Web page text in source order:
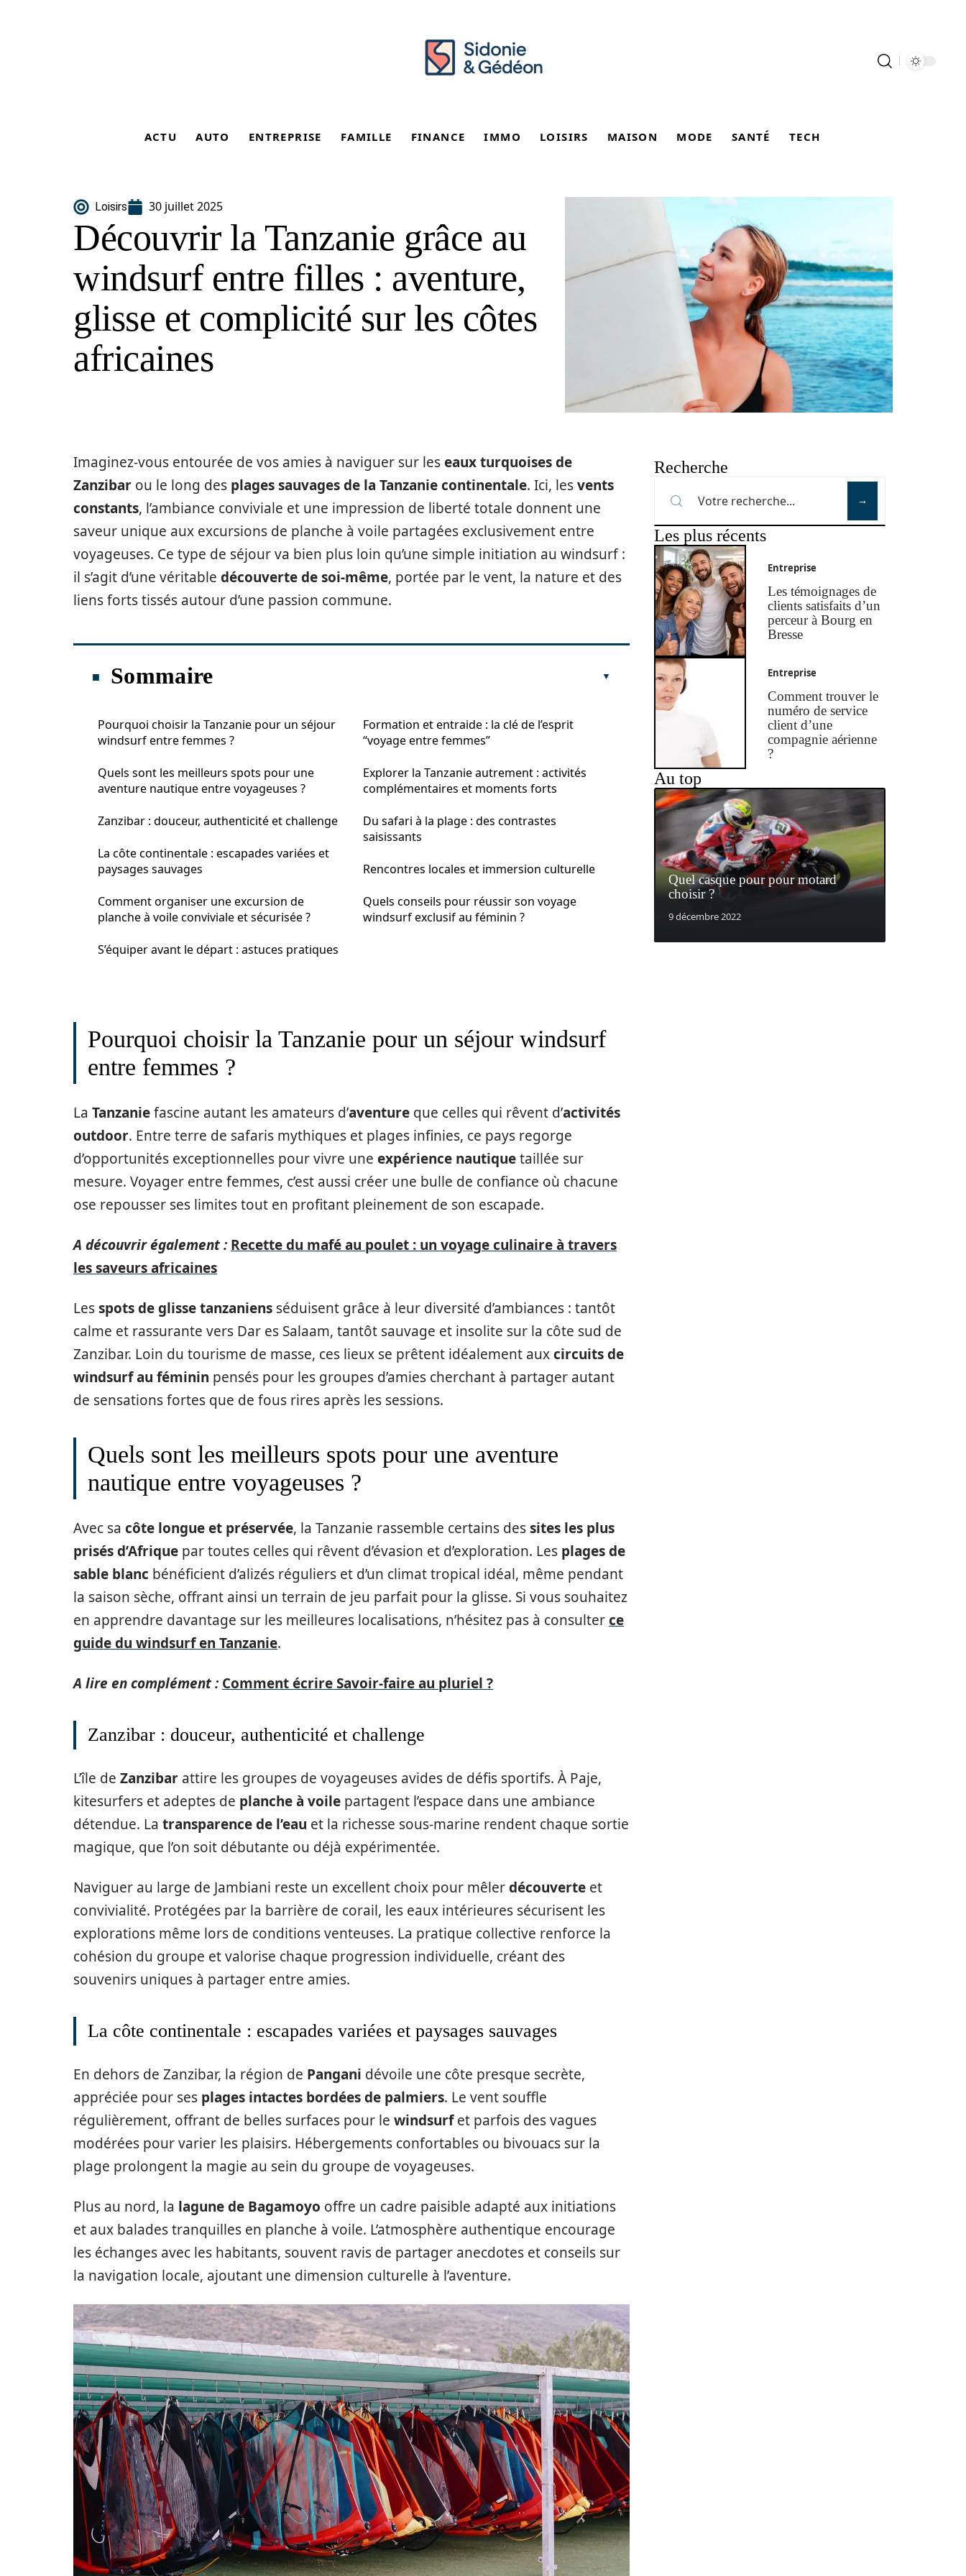
ACTU AUTO ENTREPRISE FAMILLE FINANCE IMMO LOISIRS MAISON MODE SANTÉ TECH
Loisirs 30 juillet 2025
Découvrir la Tanzanie grâce au
windsurf entre filles : aventure,
glisse et complicité sur les côtes
africaines
Imaginez-vous entourée de vos amies à naviguer sur leseaux turquoises de
Zanzibar ou le long des plages sauvages de la Tanzanie continentale. Ici, lesvents
constants, l’ambiance conviviale et une impression de liberté totale donnent une
saveur unique aux excursions de planche à voile partagées exclusivement entre
voyageuses. Ce type de séjour va bien plus loin qu’une simple initiation au windsurf :
il s’agit d’une véritable découverte de soi-même, portée par le vent, la nature et des
liens forts tissés autour d’une passion commune.
Sommaire
Pourquoi choisir la Tanzanie pour un séjour
windsurf entre femmes ?
Quels sont les meilleurs spots pour une
aventure nautique entre voyageuses ?
Zanzibar : douceur, authenticité et challenge
La côte continentale : escapades variées et
paysages sauvages
Comment organiser une excursion de
planche à voile conviviale et sécurisée ?
S’équiper avant le départ : astuces pratiques
Formation et entraide : la clé de l’esprit
“voyage entre femmes”
Explorer la Tanzanie autrement : activités
complémentaires et moments forts
Du safari à la plage : des contrastes
saisissants
Rencontres locales et immersion culturelle
Quels conseils pour réussir son voyage
windsurf exclusif au féminin ?
Pourquoi choisir la Tanzanie pour un séjour windsurf
entre femmes ?
La Tanzaniefascine autant les amateurs d’aventure que celles qui rêvent d’activités
outdoor. Entre terre de safaris mythiques et plages infinies, ce pays regorge
d’opportunités exceptionnelles pour vivre une expérience nautiquetaillée sur
mesure. Voyager entre femmes, c’est aussi créer une bulle de confiance où chacune
ose repousser ses limites tout en profitant pleinement de son escapade.
A découvrir également : Recette du mafé au poulet : un voyage culinaire à travers
les saveurs africaines
Lesspots de glisse tanzaniens séduisent grâce à leur diversité d’ambiances : tantôt
calme et rassurante vers Dar es Salaam, tantôt sauvage et insolite sur la côte sud de
Zanzibar. Loin du tourisme de masse, ces lieux se prêtent idéalement auxcircuits de
windsurf au féminin pensés pour les groupes d’amies cherchant à partager autant
de sensations fortes que de fous rires après les sessions.
Quels sont les meilleurs spots pour une aventure
nautique entre voyageuses ?
Avec sa côte longue et préservée, la Tanzanie rassemble certains dessites les plus
prisés d’Afrique par toutes celles qui rêvent d’évasion et d’exploration. Les plages de
sable blanc bénéficient d’alizés réguliers et d’un climat tropical idéal, même pendant
la saison sèche, offrant ainsi un terrain de jeu parfait pour la glisse. Si vous souhaitez
en apprendre davantage sur les meilleures localisations, n’hésitez pas à consulterce
guide du windsurf en Tanzanie.
A lire en complément : Comment écrire Savoir-faire au pluriel ?
Zanzibar : douceur, authenticité et challenge
L’île de Zanzibar attire les groupes de voyageuses avides de défis sportifs. À Paje,
kitesurfers et adeptes de planche à voile partagent l’espace dans une ambiance
détendue. La transparence de l’eau et la richesse sous-marine rendent chaque sortie
magique, que l’on soit débutante ou déjà expérimentée.
Naviguer au large de Jambiani reste un excellent choix pour mêlerdécouverte et
convivialité. Protégées par la barrière de corail, les eaux intérieures sécurisent les
explorations même lors de conditions venteuses. La pratique collective renforce la
cohésion du groupe et valorise chaque progression individuelle, créant des
souvenirs uniques à partager entre amies.
La côte continentale : escapades variées et paysages sauvages
En dehors de Zanzibar, la région de Pangani dévoile une côte presque secrète,
appréciée pour ses plages intactes bordées de palmiers. Le vent souffle
régulièrement, offrant de belles surfaces pour le windsurfet parfois des vagues
modérées pour varier les plaisirs. Hébergements confortables ou bivouacs sur la
plage prolongent la magie au sein du groupe de voyageuses.
Plus au nord, la lagune de Bagamoyo offre un cadre paisible adapté aux initiations
et aux balades tranquilles en planche à voile. L’atmosphère authentique encourage
les échanges avec les habitants, souvent ravis de partager anecdotes et conseils sur
la navigation locale, ajoutant une dimension culturelle à l’aventure.
Recherche
Les plus récents
Entreprise
Les témoignages de
clients satisfaits d’un
perceur à Bourg en
Bresse
Entreprise
Comment trouver le
numéro de service
client d’une
compagnie aérienne
?
Au top
Quel casque pour pour motard
choisir ?
9 décembre 2022